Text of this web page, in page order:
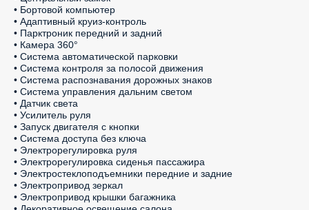
• Бортовой компьютер
• Адаптивный круиз-контроль
• Парктроник передний и задний
• Камера 360°
• Система автоматической парковки
• Система контроля за полосой движения
• Система распознавания дорожных знаков
• Система управления дальним светом
• Датчик света
• Усилитель руля
• Запуск двигателя с кнопки
• Система доступа без ключа
• Электрорегулировка руля
• Электрорегулировка сиденья пассажира
• Электростеклоподъемники передние и задние
• Электропривод зеркал
• Электропривод крышки багажника